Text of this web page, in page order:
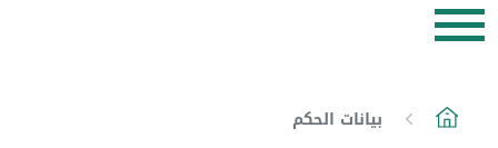
بيانات الحكم